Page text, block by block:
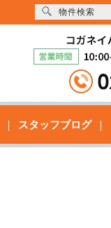
スタッフブログ
物件検索